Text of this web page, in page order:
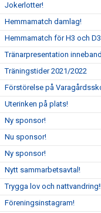
Jokerlotter!
Hemmamatch damlag!
Hemmamatch för H3 och
Tränarpresentation
Träningstider 2021/2022
Förstörelse på
Uterinken på plats!
Ny sponsor!
Nu sponsor!
Ny sponsor!
Nytt sammarbetsavtal!
Trygga lov och
Föreningsinstagram!